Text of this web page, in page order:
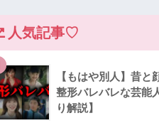
人気記事♡
【もはや別人】昔と
整形バレバレな芸能
り解説】